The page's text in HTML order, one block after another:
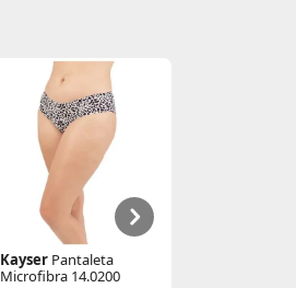
Kayser Pantaleta
Microfibra 14.0200